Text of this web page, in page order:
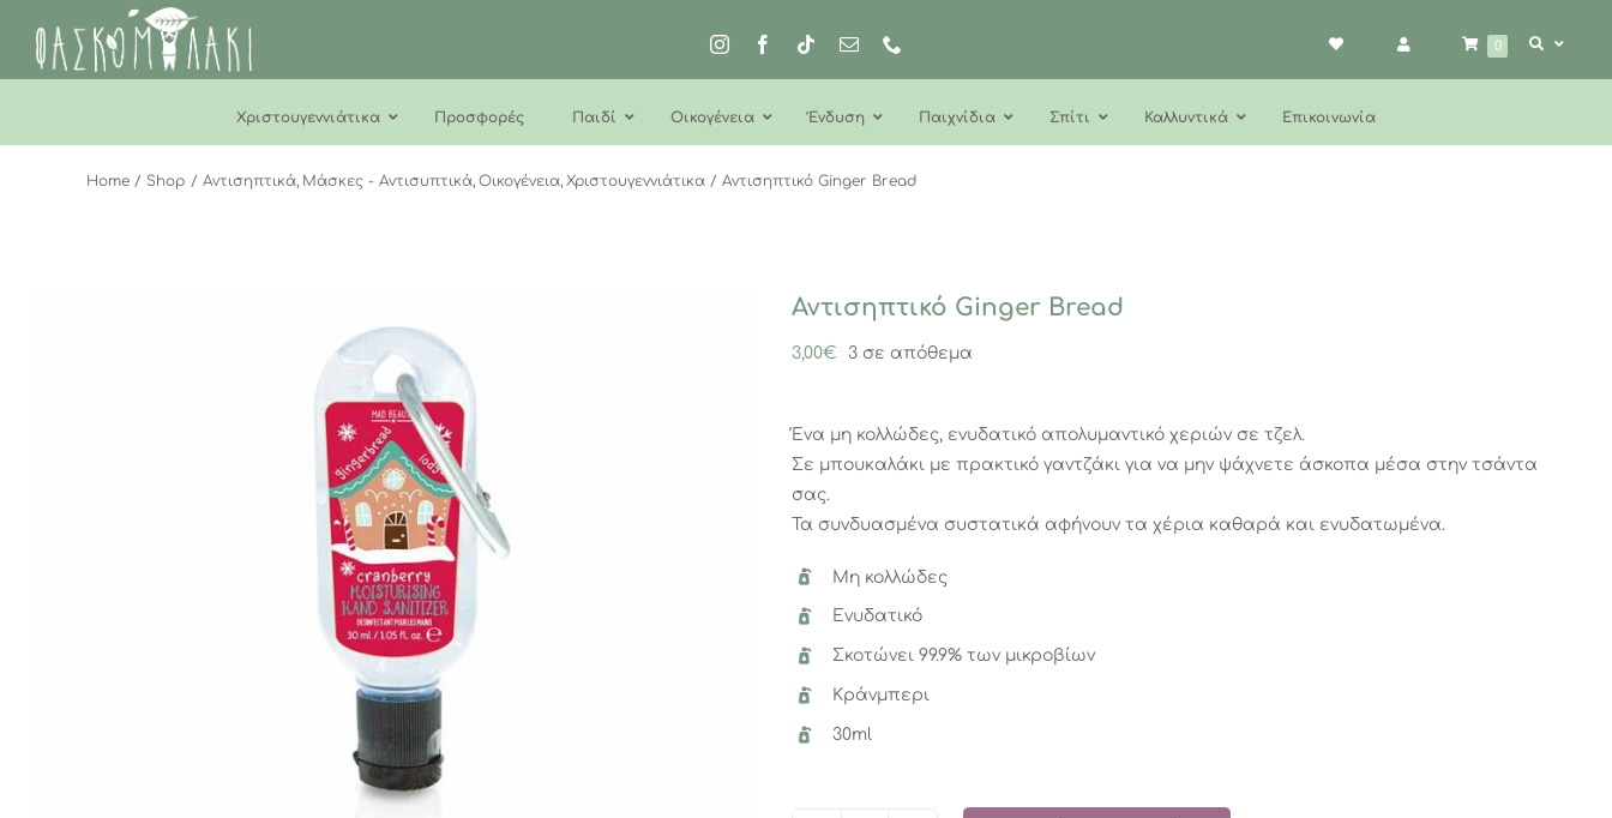
περιεχόμενο
0
Χριστουγεννιάτικα Προσφορές Παιδί Οικογένεια Ένδυση Παιχνίδια Σπίτι Καλλυντικά Επικοινωνία
Home Shop Αντισηπτικά Μάσκες - Αντισυπτικά Οικογένεια Χριστουγεννιάτικα Αντισηπτικό Ginger Bread
Αντισηπτικό Ginger Bread
3,00€ 3 σε απόθεμα
Ένα μη κολλώδες, ενυδατικό απολυμαντικό χεριών σε τζελ.
Σε μπουκαλάκι με πρακτικό γαντζάκι για να μην ψάχνετε άσκοπα μέσα στην τσάντα
σας.
Τα συνδυασμένα συστατικά αφήνουν τα χέρια καθαρά και ενυδατωμένα.
Μη κολλώδες
Ενυδατικό
Σκοτώνει 99.9% των μικροβίων
Κράνμπερι
30ml